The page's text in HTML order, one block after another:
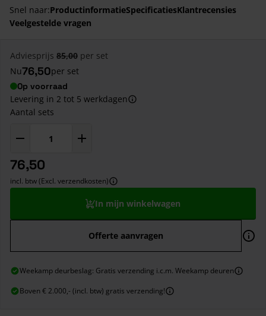
Snel naar:ProductinformatieSpecificatiesKlantrecensies
Veelgestelde vragen
Adviesprijs 85,00 per set
Nu76,50per set
Op voorraad
Levering in 2 tot 5 werkdagen
Aantal sets
76,50
incl. btw (Excl. verzendkosten)
In mijn winkelwagen
Offerte aanvragen
Weekamp deurbeslag: Gratis verzending i.c.m. Weekamp deuren
Boven € 2.000,- (incl. btw) gratis verzending!